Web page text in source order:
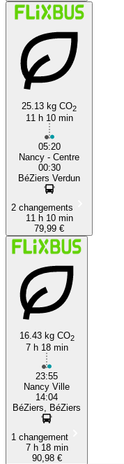
25.13 kg CO2
11 h 10 min
05:20
Nancy - Centre
00:30
BéZiers Verdun
2 changements
11 h 10 min
79,99 €
16.43 kg CO2
7 h 18 min
23:55
Nancy Ville
14:04
BéZiers, BéZiers
1 changement
7 h 18 min
90,98 €